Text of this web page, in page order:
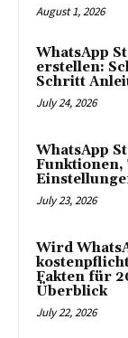
August 1, 2026
WhatsApp
erstellen:
Schritt
July 24, 2026
WhatsApp
Funktionen,
July 23, 2026
Wird
Fakten für
Überblick
July 22, 2026